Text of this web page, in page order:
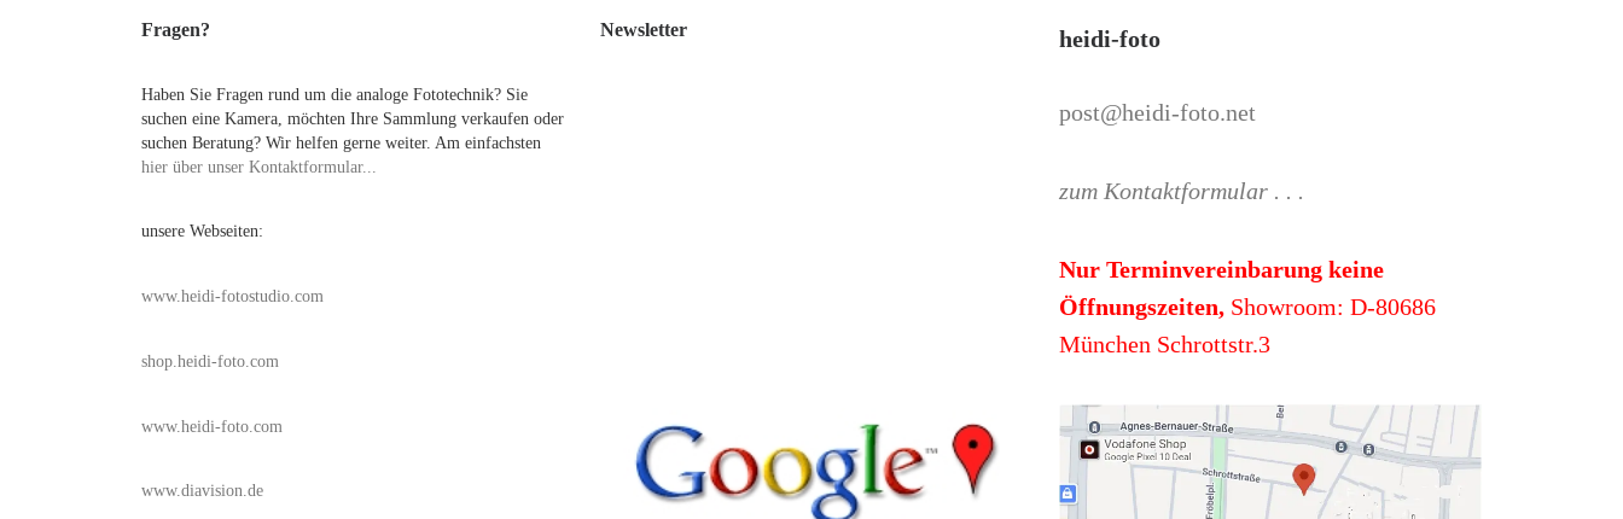
Fragen?
Haben Sie Fragen rund um die analoge Fototechnik? Sie
suchen eine Kamera, möchten Ihre Sammlung verkaufen oder
suchen Beratung? Wir helfen gerne weiter. Am einfachsten
hier über unser Kontaktformular...
unsere Webseiten:
www.heidi-fotostudio.com
shop.heidi-foto.com
www.heidi-foto.com
www.diavision.de
Newsletter heidi-foto
post@heidi-foto.net
zum Kontaktformular . . .
Nur Terminvereinbarung keine
Öffnungszeiten, Showroom: D-80686
München Schrottstr.3